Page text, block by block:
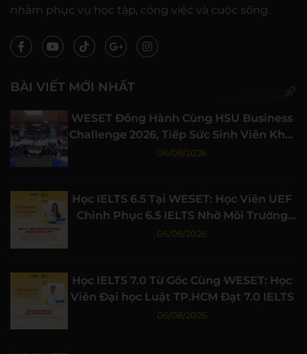
nhằm phục vụ học tập, công việc và cuộc sống.
BÀI VIẾT MỚI NHẤT
WESET Đồng Hành Cùng HSU Business
Challenge 2026, Tiếp Sức Sinh Viên Khởi
Nghiệp
06/08/2026
Học IELTS 6.5 Tại WESET: Học Viên UEF
Chinh Phục 6.5 IELTS Nhờ Môi Trường
Học Tập Chất Lượng
06/08/2026
Học IELTS 7.0 Từ Gốc Cùng WESET: Học
Viên Đại học Luật TP.HCM Đạt 7.0 IELTS
06/08/2026